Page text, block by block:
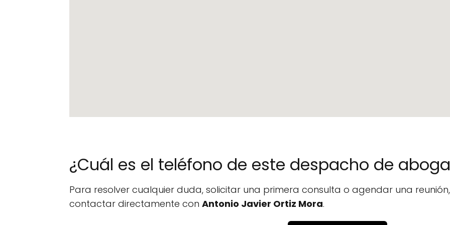
¿Cuál es el teléfono de este despacho de
Para resolver cualquier duda, solicitar una primera consulta o agendar una
contactar directamente con Antonio Javier Ortiz Mora.